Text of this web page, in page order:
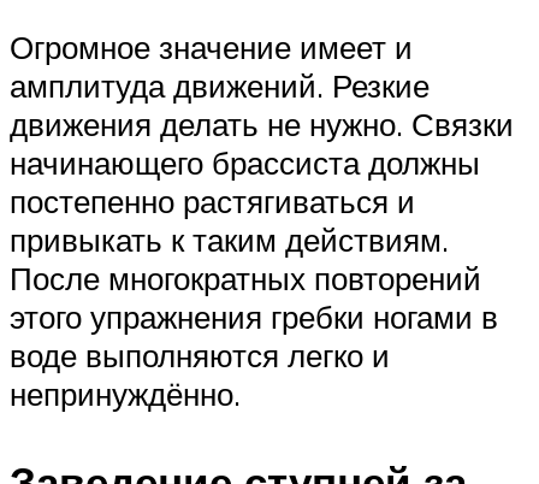
Огромное значение имеет и
амплитуда движений. Резкие
движения делать не нужно. Связки
начинающего брассиста должны
постепенно растягиваться и
привыкать к таким действиям.
После многократных повторений
этого упражнения гребки ногами в
воде выполняются легко и
непринуждённо.